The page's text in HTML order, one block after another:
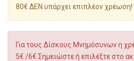
80€ ΔΕΝ υπάρχει επιπλέον χρέωση!
Για τους Δίσκους Μνημόσυνων η
5€ /6€ Σημειώστε ή επιλέξτε στο